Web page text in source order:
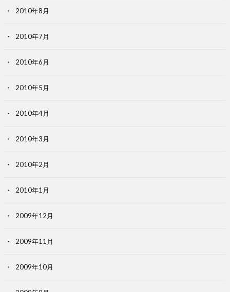
2010年8月
2010年7月
2010年6月
2010年5月
2010年4月
2010年3月
2010年2月
2010年1月
2009年12月
2009年11月
2009年10月